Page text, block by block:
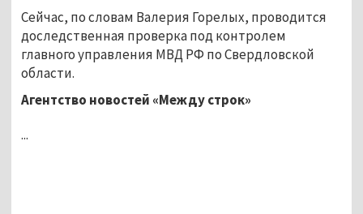
Сейчас, по словам Валерия Горелых, проводится
доследственная проверка под контролем
главного управления МВД РФ по Свердловской
области.
Агентство новостей «Между строк»
...